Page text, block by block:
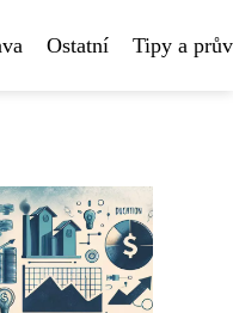
Ostatní Tipy a